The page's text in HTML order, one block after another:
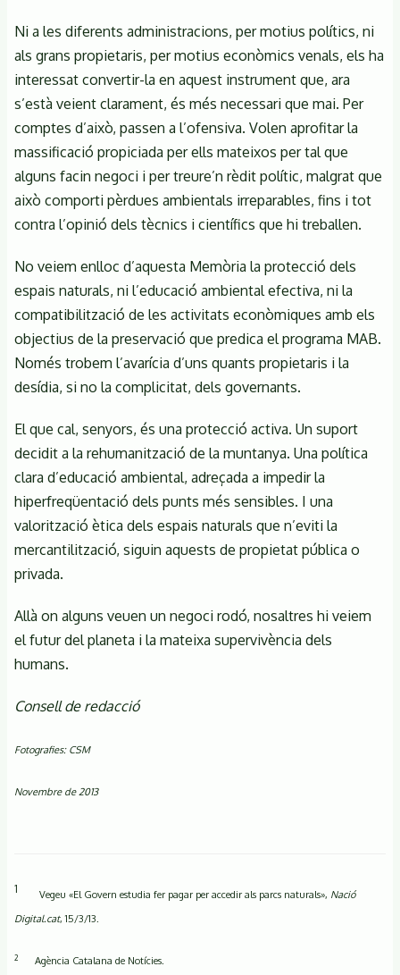
Ni a les diferents administracions, per motius polítics, ni
als grans propietaris, per motius econòmics venals, els ha
interessat convertir-la en aquest instrument que, ara
s’està veient clarament, és més necessari que mai. Per
comptes d’això, passen a l’ofensiva. Volen aprofitar la
massificació propiciada per ells mateixos per tal que
alguns facin negoci i per treure’n rèdit polític, malgrat que
això comporti pèrdues ambientals irreparables, fins i tot
contra l’opinió dels tècnics i científics que hi treballen.
No veiem enlloc d’aquesta Memòria la protecció dels
espais naturals, ni l’educació ambiental efectiva, ni la
compatibilització de les activitats econòmiques amb els
objectius de la preservació que predica el programa MAB.
Només trobem l’avarícia d’uns quants propietaris i la
desídia, si no la complicitat, dels governants.
El que cal, senyors, és una protecció activa. Un suport
decidit a la rehumanització de la muntanya. Una política
clara d’educació ambiental, adreçada a impedir la
hiperfreqüentació dels punts més sensibles. I una
valorització ètica dels espais naturals que n’eviti la
mercantilització, siguin aquests de propietat pública o
privada.
Allà on alguns veuen un negoci rodó, nosaltres hi veiem
el futur del planeta i la mateixa supervivència dels
humans.
Consell de redacció
Fotografies: CSM
Novembre de 2013
1 Vegeu «El Govern estudia fer pagar per accedir als parcs naturals», Nació
Digital.cat, 15/3/13.
2 Agència Catalana de Notícies.